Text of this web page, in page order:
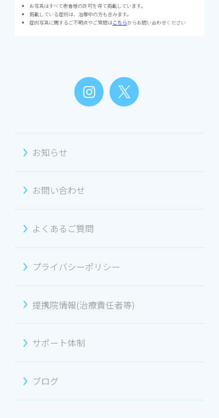
お写真はすべて患者様の許可を得て掲載しています。
掲載している症例は、治療中の方も含みます。
症例写真に関するご不明点やご質問はこちらからお問い合わせください
お知らせ
お問い合わせ
よくあるご質問
プライバシーポリシー
提携院情報(治療責任者等)
サポート体制
ブログ